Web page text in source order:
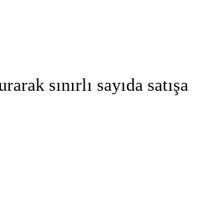
sınırlı sayıda satışa